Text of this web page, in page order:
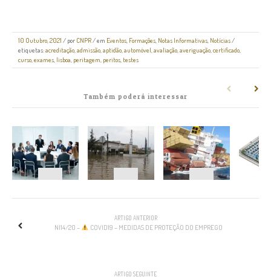
10 Outubro, 2021 / por CNPR / em Eventos Formações Notas Informativas Notícias /
etiquetas:acreditação admissão aptidão automóvel avaliação averiguação certificado
curso exames lisboa peritagem peritos testes
Também poderá interessar
ARTIGO ANTERIOR
NI14/20 – COVID19 – MEDIDAS DE PROTEÇÃO DO EMPREGO
ARTIGO SEGUINTE